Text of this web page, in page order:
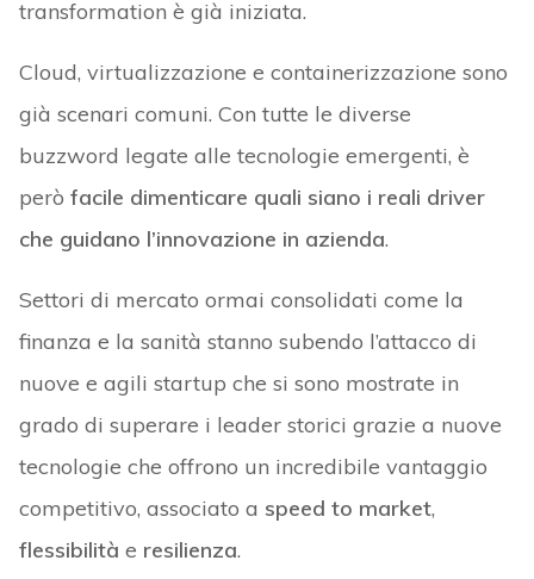
transformation è già iniziata.
Cloud, virtualizzazione e containerizzazione sono
già scenari comuni. Con tutte le diverse
buzzword legate alle tecnologie emergenti, è
però facile dimenticare quali siano i reali driver
che guidano l’innovazione in azienda.
Settori di mercato ormai consolidati come la
finanza e la sanità stanno subendo l’attacco di
nuove e agili startup che si sono mostrate in
grado di superare i leader storici grazie a nuove
tecnologie che offrono un incredibile vantaggio
competitivo, associato a speed to market,
flessibilità e resilienza.